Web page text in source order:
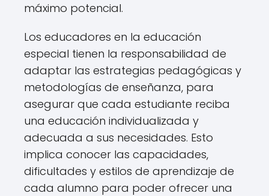
máximo potencial.
Los educadores en la educación
especial tienen la responsabilidad de
adaptar las estrategias pedagógicas y
metodologías de enseñanza, para
asegurar que cada estudiante reciba
una educación individualizada y
adecuada a sus necesidades. Esto
implica conocer las capacidades,
dificultades y estilos de aprendizaje de
cada alumno para poder ofrecer una